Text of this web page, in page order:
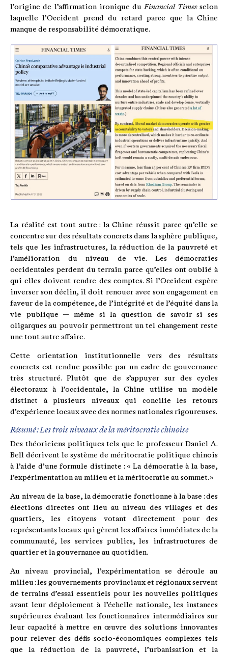
l’origine de l’affirmation ironique du Financial Timesselon
laquelle l’Occident prend du retard parce que la Chine
manque de responsabilité démocratique.
La réalité est tout autre : la Chine réussit parce qu’elle se
concentre sur des résultats concrets dans la sphère publique,
tels que les infrastructures, la réduction de la pauvreté et
l’amélioration du niveau de vie. Les démocraties
occidentales perdent du terrain parce qu’elles ont oublié à
qui elles doivent rendre des comptes. Si l’Occident espère
inverser son déclin, il doit renouer avec son engagement en
faveur de la compétence, de l’intégrité et de l’équité dans la
vie publique — même si la question de savoir si ses
oligarques au pouvoir permettront un tel changement reste
une tout autre affaire.
Cette orientation institutionnelle vers des résultats
concrets est rendue possible par un cadre de gouvernance
très structuré. Plutôt que de s’appuyer sur des cycles
électoraux à l’occidentale, la Chine utilise un modèle
distinct à plusieurs niveaux qui concilie les retours
d’expérience locaux avec des normes nationales rigoureuses.
Résumé : Les trois niveaux de la méritocratie chinoise
Des théoriciens politiques tels que le professeur Daniel A.
Bell décrivent le système de méritocratie politique chinois
à l’aide d’une formule distincte : « La démocratie à la base,
l’expérimentation au milieu et la méritocratie au sommet. »
Au niveau de la base, la démocratie fonctionne à la base : des
élections directes ont lieu au niveau des villages et des
quartiers, les citoyens votant directement pour des
représentants locaux qui gèrent les affaires immédiates de la
communauté, les services publics, les infrastructures de
quartier et la gouvernance au quotidien.
Au niveau provincial, l’expérimentation se déroule au
milieu : les gouvernements provinciaux et régionaux servent
de terrains d’essai essentiels pour les nouvelles politiques
avant leur déploiement à l’échelle nationale, les instances
supérieures évaluant les fonctionnaires intermédiaires sur
leur capacité à mettre en œuvre des solutions innovantes
pour relever des défis socio-économiques complexes tels
que la réduction de la pauvreté, l’urbanisation et la